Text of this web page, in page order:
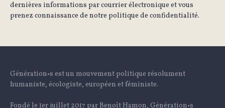
dernières informations par courrier électronique et vous
prenez connaissance de notre politique de confidentialité.
Génération•s est un mouvement politique résolument
humaniste, écologiste, européen et féministe.
Fondé le 1er juillet 2017 par Benoît Hamon, Génération•s